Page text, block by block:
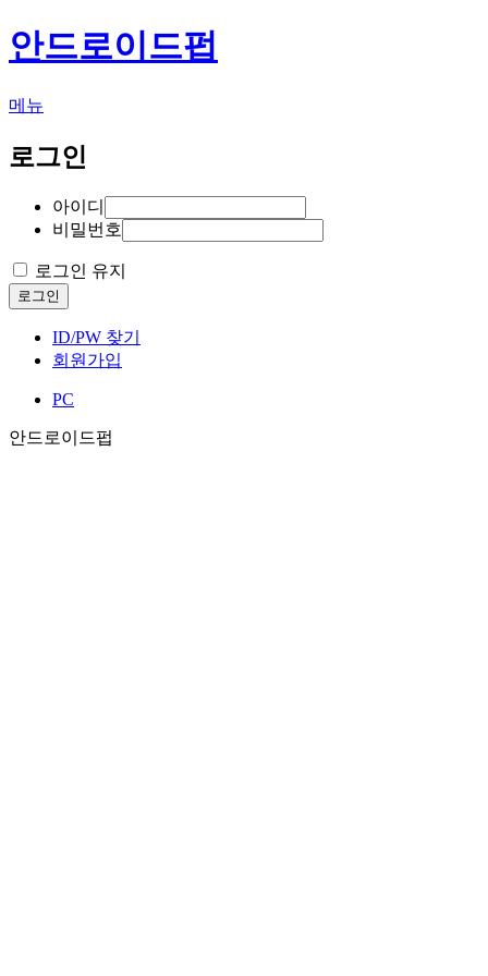
안드로이드펍
메뉴
로그인
아이디
비밀번호
로그인 유지
로그인
ID/PW 찾기
회원가입
PC
안드로이드펍